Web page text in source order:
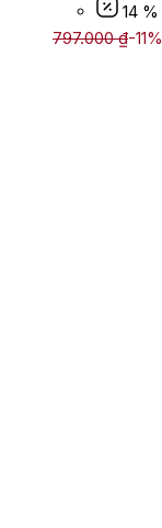
14 %
797.000₫-11%